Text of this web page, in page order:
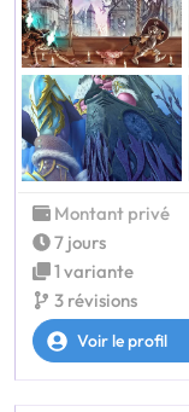
Montant privé
7 jours
1 variante
3 révisions
Voir le profil